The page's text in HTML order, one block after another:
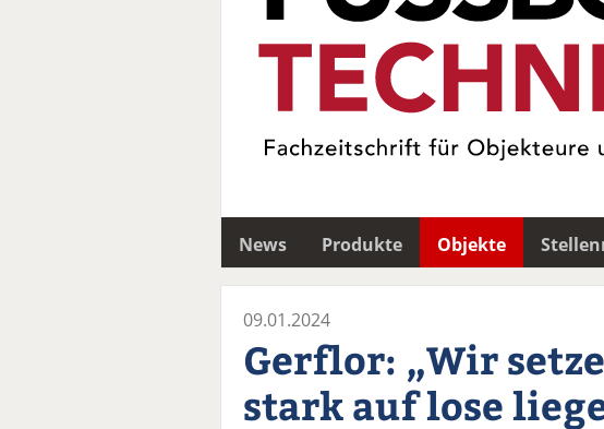
News Produkte Objekte
09.01.2024
Gerflor: „Wir
stark auf lose